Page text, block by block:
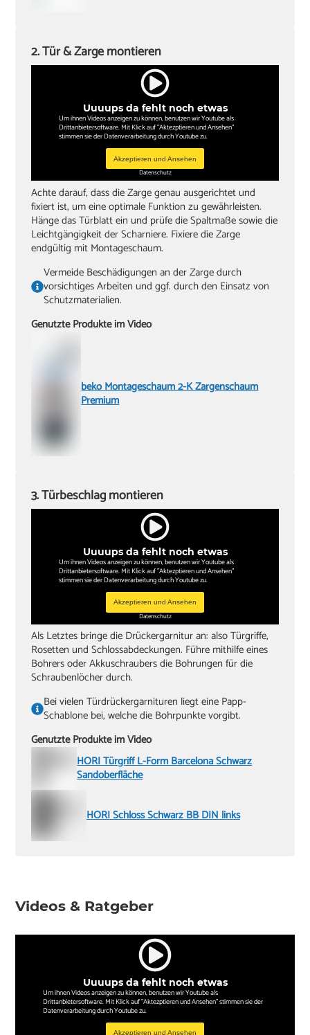
Uuuups da fehlt noch etwas
Um ihnen Videos anzeigen zu können, benutzen wir Youtube als
Drittanbietersoftware. Mit Klick auf "Aktezptieren und Ansehen"
stimmen sie der Datenverarbeitung durch Youtube zu.
Akzeptieren und Ansehen
Datenschutz
2. Tür & Zarge montieren
Achte darauf, dass die Zarge genau ausgerichtet und
fixiert ist, um eine optimale Funktion zu gewährleisten.
Hänge das Türblatt ein und prüfe die Spaltmaße sowie die
Leichtgängigkeit der Scharniere. Fixiere die Zarge
endgültig mit Montageschaum.
Vermeide Beschädigungen an der Zarge durch
vorsichtiges Arbeiten und ggf. durch den Einsatz von
Schutzmaterialien.
Genutzte Produkte im Video
beko Montageschaum 2-K Zargenschaum
Premium
Uuuups da fehlt noch etwas
Um ihnen Videos anzeigen zu können, benutzen wir Youtube als
Drittanbietersoftware. Mit Klick auf "Aktezptieren und Ansehen"
stimmen sie der Datenverarbeitung durch Youtube zu.
Akzeptieren und Ansehen
Datenschutz
3. Türbeschlag montieren
Als Letztes bringe die Drückergarnitur an: also Türgriffe,
Rosetten und Schlossabdeckungen. Führe mithilfe eines
Bohrers oder Akkuschraubers die Bohrungen für die
Schraubenlöcher durch.
Bei vielen Türdrückergarnituren liegt eine Papp-
Schablone bei, welche die Bohrpunkte vorgibt.
Genutzte Produkte im Video
HORI Türgriff L-Form Barcelona Schwarz
Sandoberfläche
HORI Schloss Schwarz BB DIN links
Videos & Ratgeber
Uuuups da fehlt noch etwas
Um ihnen Videos anzeigen zu können, benutzen wir Youtube als
Drittanbietersoftware. Mit Klick auf "Aktezptieren und Ansehen" stimmen sie der
Datenverarbeitung durch Youtube zu.
Akzeptieren und Ansehen